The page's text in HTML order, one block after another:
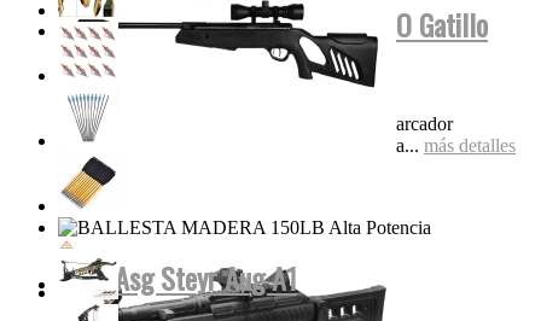
Tippmann Stryker MP1 FUL AUTO Gatillo
Eléctrico...
Características Super liviana y compacta Marcador
electroneumático completo Diseño de válvula... más detalles
Rifle Asg Steyr Aug A1